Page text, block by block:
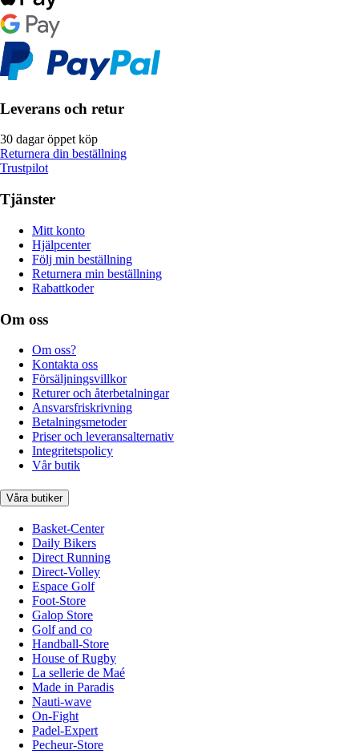
Leverans och retur
30 dagar öppet köp
Returnera din beställning
Trustpilot
Tjänster
Mitt konto
Hjälpcenter
Följ min beställning
Returnera min beställning
Rabattkoder
Om oss
Om oss?
Kontakta oss
Försäljningsvillkor
Returer och återbetalningar
Ansvarsfriskrivning
Betalningsmetoder
Priser och leveransalternativ
Integritetspolicy
Vår butik
Våra butiker
Basket-Center
Daily Bikers
Direct Running
Direct-Volley
Espace Golf
Foot-Store
Galop Store
Golf and co
Handball-Store
House of Rugby
La sellerie de Maé
Made in Paradis
Nauti-wave
On-Fight
Padel-Expert
Pecheur-Store